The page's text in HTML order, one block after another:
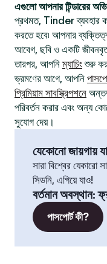
এগুলো আপনার টিন্ডারের
প্রথমত, Tinder ব্যবহার
করতে হবে৷ আপনার
আবেগ, ছবি ও একটি
তারপর, আপনিম্যাচিং শুরু
ভ্রমণের আগে, আপনি
প্রিমিয়াম সাবস্ক্রিপশনে
পরিবর্তন করার এবং অন্য
সুযোগ দেয়।
যেকোনো জায়গায়
সারা বিশ্বের যেকারো
সিডনি, এগিয়ে যাও!
বর্তমান অবস্থান:
পাসপোর্ট কী?